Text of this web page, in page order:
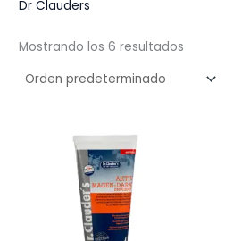
Dr Clauders
Mostrando los 6 resultados